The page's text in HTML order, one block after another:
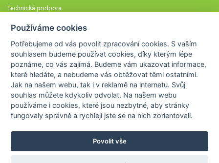
Technická podpora
Členové STOBklubu
Zásady nakládání s osobními údaji
Otestujte se
Spočítejte si
Výzva 52
Používáme cookies
Potřebujeme od vás povolit zpracování cookies. S vaším
souhlasem budeme používat cookies, díky kterým lépe
poznáme,co vás zajímá. Budeme vám ukazovat informace,
které hledáte, a nebudeme vás obtěžovat těmi ostatními.
Jak na našem webu, tak i v reklamě na internetu. Svůj
souhlas můžete kdykoliv odvolat. Na našem webu
používáme i cookies, které jsou nezbytné, aby stránky
fungovaly správně a rychleji jste se na nich zorientovali.
Povolit vše